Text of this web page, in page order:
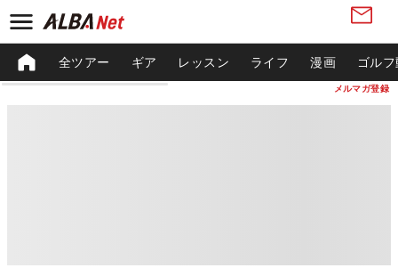
メルマガ登録
全ツアー ギア レッスン ライフ 漫画 ゴル